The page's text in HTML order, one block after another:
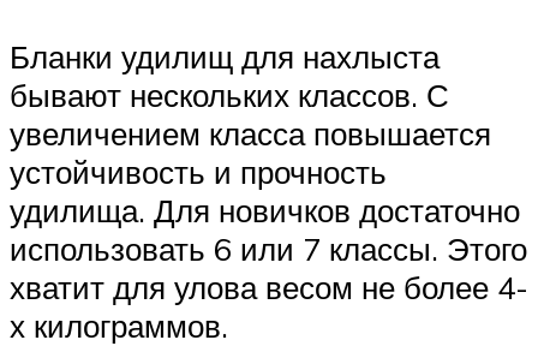
Бланки удилищ для нахлыста
бывают нескольких классов. С
увеличением класса повышается
устойчивость и прочность
удилища. Для новичков достаточно
использовать 6 или 7 классы. Этого
хватит для улова весом не более 4-
х килограммов.